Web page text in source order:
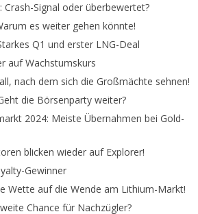
Crash-Signal oder überbewertet?
es weiter gehen könnte!
Q1 und erster LNG-Deal
auf Wachstumskurs
nach dem sich die Großmächte sehnen!
die Börsenparty weiter?
2024: Meiste Übernahmen bei Gold-
blicken wieder auf Explorer!
Gewinner
Wette auf die Wende am Lithium-Markt!
Chance für Nachzügler?